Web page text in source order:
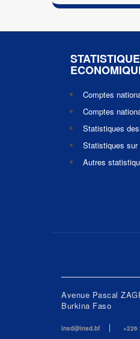
Comptes
Comptes
Statistiques
Statistiques
Autres
Avenue Pascal
Burkina Faso
insd@insd.bf +226